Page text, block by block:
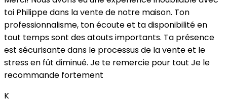
toi Philippe dans la vente de notre maison. Ton
professionnalisme, ton écoute et ta disponibilité en
tout temps sont des atouts importants. Ta présence
est sécurisante dans le processus de la vente et le
stress en fût diminué. Je te remercie pour tout Je le
recommande fortement
K